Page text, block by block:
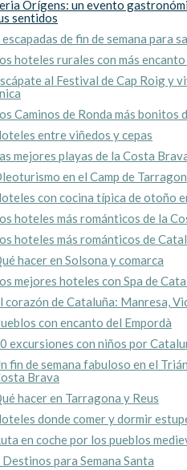
Orígens: un evento
sentidos
escapadas de fin de semana para
hoteles rurales con más
al Festival de Cap Roig y
Caminos de Ronda más bonitos
entre viñedos y cepas
mejores playas de la Costa
en el Camp de
con cocina típica de otoño
hoteles más románticos de la
hoteles más románticos de
hacer en Solsona y comarca
mejores hoteles con Spa de
corazón de Cataluña: Manresa,
con encanto del Empordà
excursiones con niños por
fin de semana fabuloso en el
Brava
hacer en Tarragona y Reus
donde comer y dormir
en coche por los pueblos
Destinos para Semana Santa